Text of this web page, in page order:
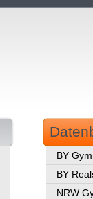
BY
BY
NRW